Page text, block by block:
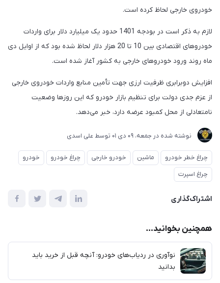
خودروی خارجی لحاظ کرده است.
لازم به ذکر است در بودجه 1401 حدود یک میلیارد دلار برای واردات
خودروهای اقتصادی بین 10 تا 20 هزار دلار لحاظ شده بود که از اوایل دی
ماه روند ورود خودروهای خارجی به کشور آغاز شده است.
افزایش دوبرابری ظرفیت ارزی جهت تأمین منابع واردات خودروی خارجی
از عزم جدی دولت برای تنظیم بازار خودرو که این روزها وضعیت
نامتعادلی از محل کمبود عرضه دارد، خبر می‌دهد.
نوشته شده در جمعه، 09 دی 01 توسط علی اسدی
چراغ خطر خودرو ماشین خودرو خارجی چراغ خودرو
خودرو
چراغ اسپرت
اشتراک‌گذاری
همچنین بخوانید...
نوآوری در ردیاب‌های خودرو: آنچه قبل از خرید باید
بدانید